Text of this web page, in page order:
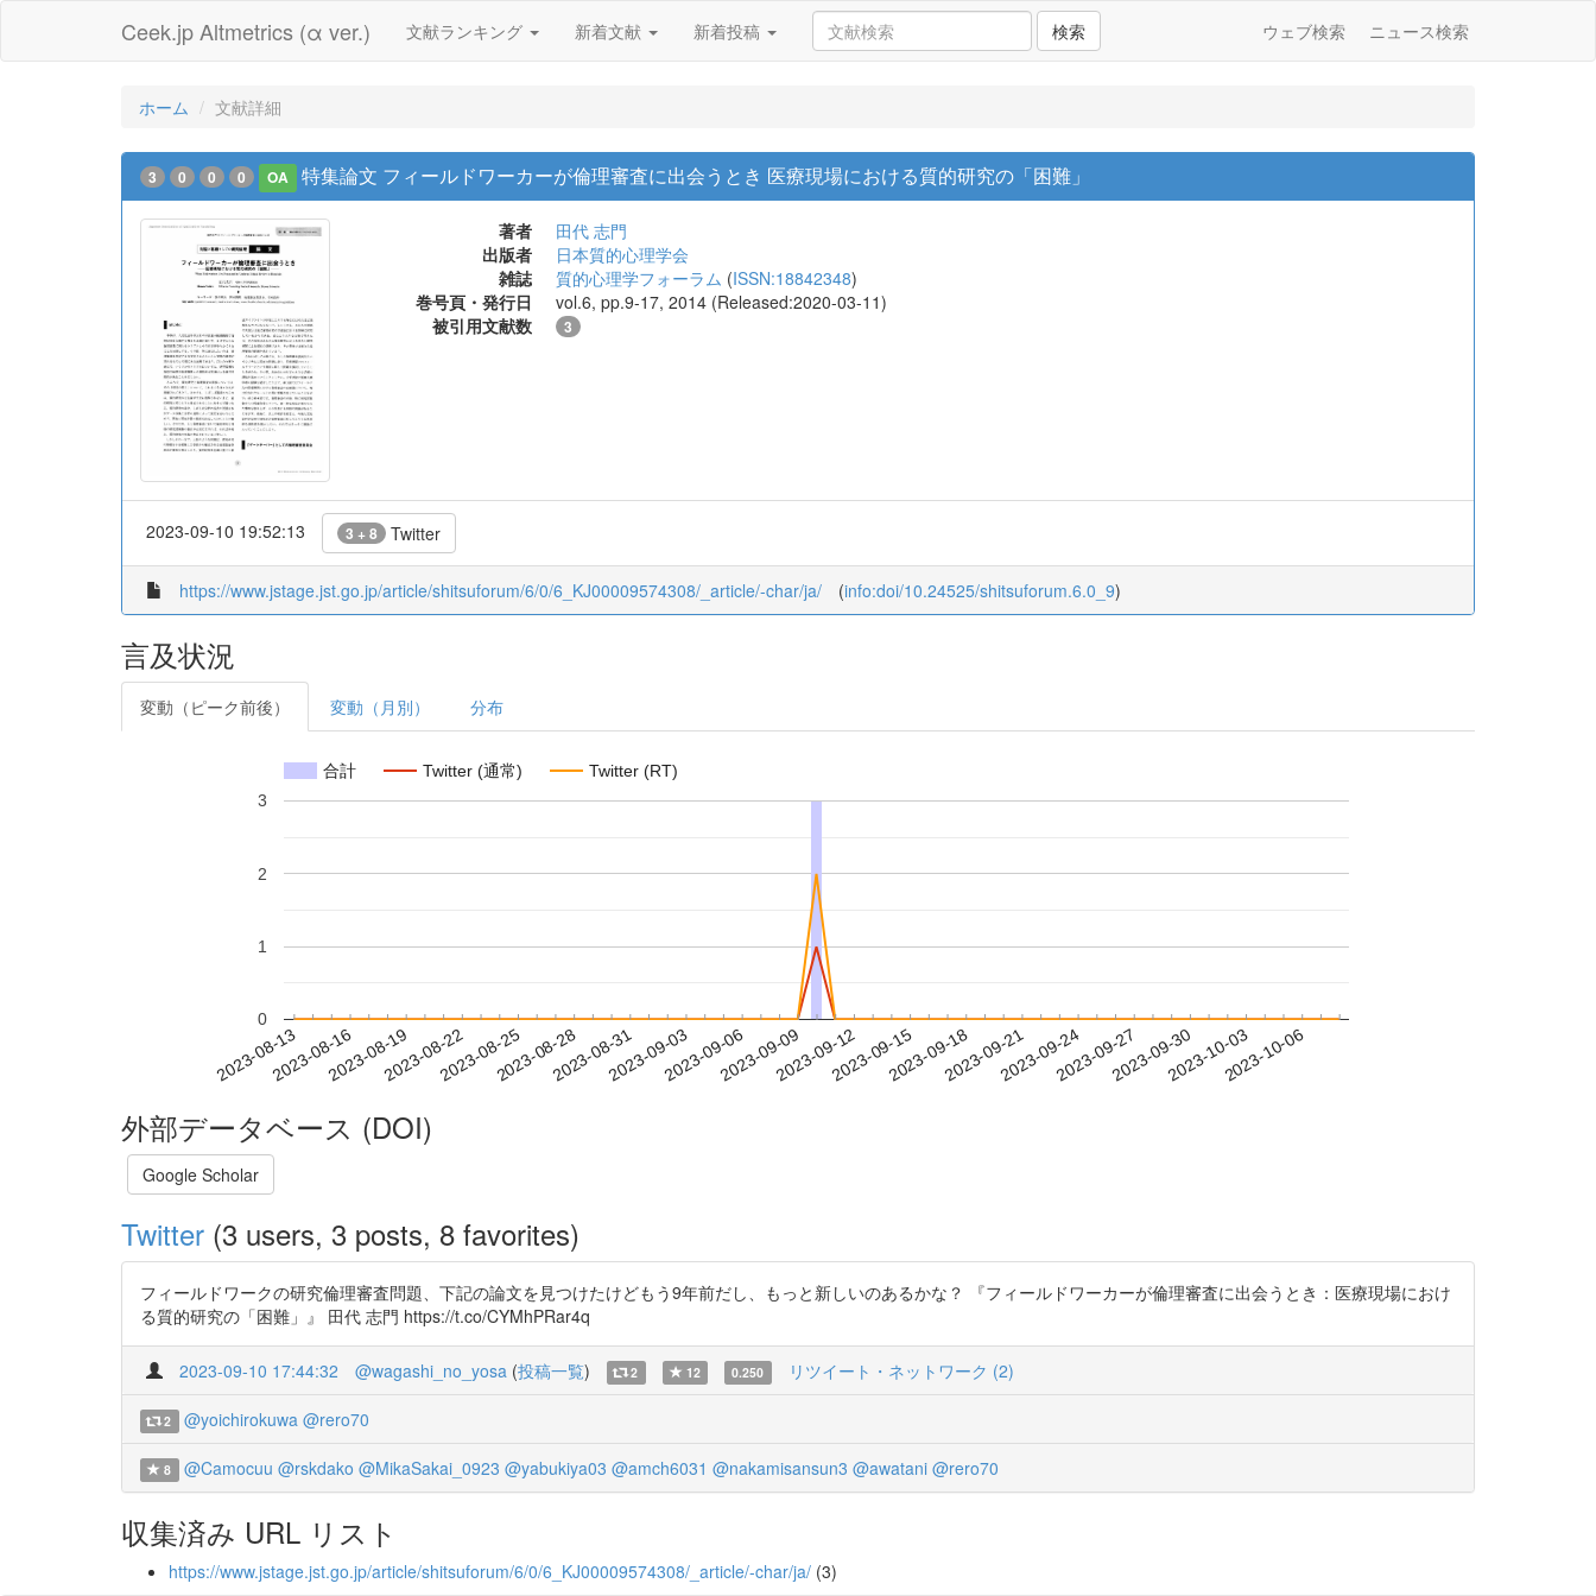
Ceek.jp Altmetrics (α ver.) 文献ランキング 新着文献 新着投稿 検索 ウェブ検索 ニュース検索
ホーム 文献詳細
3 0 0 0 OA 特集論文 フィールドワーカーが倫理審査に出会うとき 医療現場における質的研究の「困難」
著者
田代 志門
出版者
日本質的心理学会
雑誌
質的心理学フォーラム (ISSN:18842348)
巻号頁・発行日
vol.6, pp.9-17, 2014 (Released:2020-03-11)
被引用文献数
3
2023-09-10 19:52:13 3 + 8 Twitter
https://www.jstage.jst.go.jp/article/shitsuforum/6/0/6_KJ00009574308/_article/-char/ja/ (info:doi/10.24525/shitsuforum.6.0_9)
言及状況
変動（ピーク前後） 変動（月別） 分布
合計 Twitter (通常) Twitter (RT)
2023-08-132023-08-162023-08-192023-08-222023-08-252023-08-282023-08-312023-09-032023-09-062023-09-092023-09-122023-09-152023-09-182023-09-212023-09-242023-09-272023-09-302023-10-032023-10-06
0
1
2
3
外部データベース (DOI)
Google Scholar
Twitter (3 users, 3 posts, 8 favorites)
フィールドワークの研究倫理審査問題、下記の論文を見つけたけどもう9年前だし、もっと新しいのあるかな？ 『フィールドワーカーが倫理審査に出会うとき：医療現場におけ
る質的研究の「困難」』 田代 志門 https://t.co/CYMhPRar4q
2023-09-10 17:44:32 @wagashi_no_yosa (投稿一覧) 2 12 0.250 リツイート・ネットワーク (2)
2 @yoichirokuwa @rero70
8 @Camocuu @rskdako @MikaSakai_0923 @yabukiya03 @amch6031 @nakamisansun3 @awatani @rero70
収集済み URL リスト
https://www.jstage.jst.go.jp/article/shitsuforum/6/0/6_KJ00009574308/_article/-char/ja/ (3)